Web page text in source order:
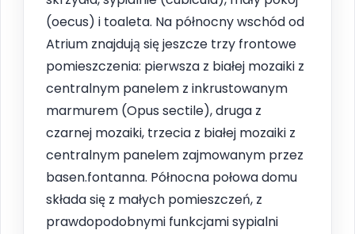
(oecus) i toaleta. Na północny wschód od
Atrium znajdują się jeszcze trzy frontowe
pomieszczenia: pierwsza z białej mozaiki z
centralnym panelem z inkrustowanym
marmurem (Opus sectile), druga z
czarnej mozaiki, trzecia z białej mozaiki z
centralnym panelem zajmowanym przez
basen.fontanna. Północna połowa domu
składa się z małych pomieszczeń, z
prawdopodobnymi funkcjami sypialni